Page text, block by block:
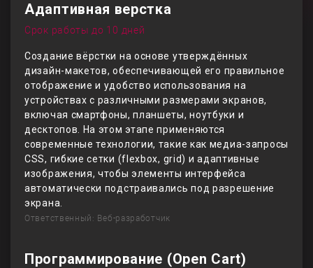
Адаптивная верстка
Срок работы до 10 дней
Создание вёрстки на основе утверждённых
дизайн-макетов, обеспечивающей его правильное
отображение и удобство использования на
устройствах с различными размерами экранов,
включая смартфоны, планшеты, ноутбуки и
десктопов. На этом этапе применяются
современные технологии, такие как медиа-запросы
CSS, гибкие сетки (flexbox, grid) и адаптивные
изображения, чтобы элементы интерфейса
автоматически подстраивались под разрешение
экрана.
Ответственный: Веб-разработчик
Программирование (Open Cart)